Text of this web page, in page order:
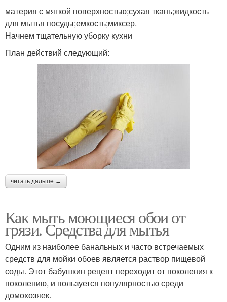
материя с мягкой поверхностью;сухая ткань;жидкость
для мытья посуды;емкость;миксер.
Начнем тщательную уборку кухни
План действий следующий:
читать дальше →
Как мыть моющиеся обои от
грязи. Средства для мытья
Одним из наиболее банальных и часто встречаемых
средств для мойки обоев является раствор пищевой
соды. Этот бабушкин рецепт переходит от поколения к
поколению, и пользуется популярностью среди
домохозяек.